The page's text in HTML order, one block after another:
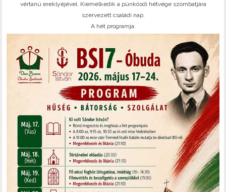
vértanú ereklyéjével. Kiemelkedik a pünkösdi hétvége szombatjára
szervezett családi nap.
A hét programja: